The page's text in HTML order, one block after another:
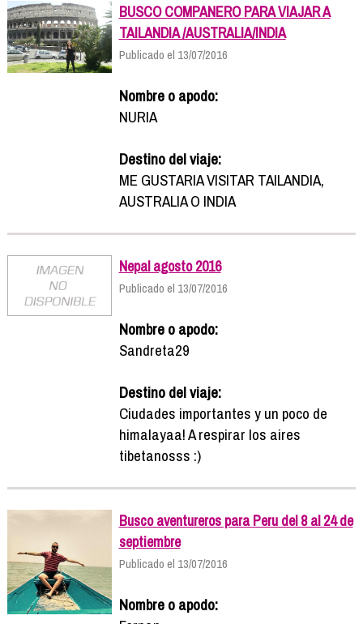
BUSCO COMPANERO PARA VIAJAR A
TAILANDIA /AUSTRALIA/INDIA
Publicado el 13/07/2016
Nombre o apodo:
NURIA
Destino del viaje:
ME GUSTARIA VISITAR TAILANDIA,
AUSTRALIA O INDIA
Nepal agosto 2016
Publicado el 13/07/2016
Nombre o apodo:
Sandreta29
Destino del viaje:
Ciudades importantes y un poco de
himalayaa! A respirar los aires
tibetanosss :)
Busco aventureros para Peru del 8 al 24 de
septiembre
Publicado el 13/07/2016
Nombre o apodo: